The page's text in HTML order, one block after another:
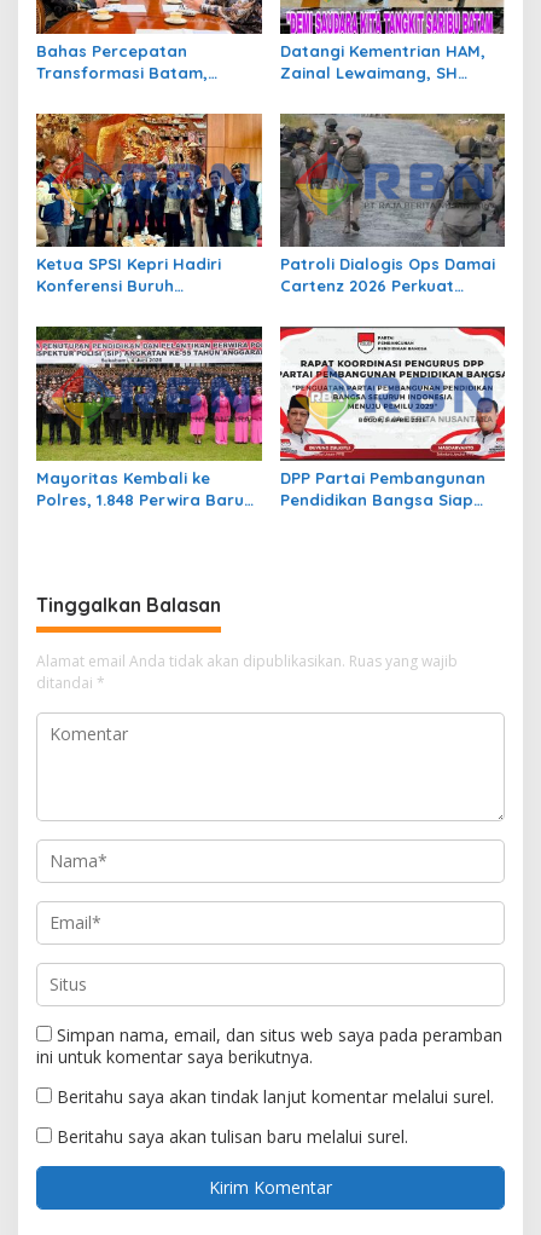
s
Bahas Percepatan
Transformasi Batam,
Jajaran Pimpinan BP
Batam
Datangi Kementrian HAM,
Zainal Lewaimang, SH
Warga Tengki Seribu Batam
Ketua SPSI Kepri Hadiri
Konferensi Buruh
Indonesia di Garis
Terdepan Perjuangkan
Nasib Pekerja Platform!
Patroli Dialogis Ops Damai
Cartenz 2026 Perkuat
Distrik Sinak
Mayoritas Kembali ke
Polres, 1.848 Perwira Baru
DPP Partai Pembangunan
Pendidikan Bangsa Siap
Tinggalkan Balasan
Alamat email Anda tidak akan dipublikasikan. Ruas yang wajib
ditandai *
Simpan nama, email, dan situs web saya pada peramban
ini untuk komentar saya berikutnya.
Beritahu saya akan tindak lanjut komentar melalui surel.
Beritahu saya akan tulisan baru melalui surel.